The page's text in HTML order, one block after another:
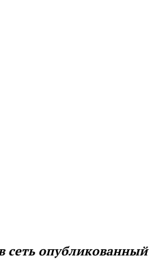
сеть опубликованный